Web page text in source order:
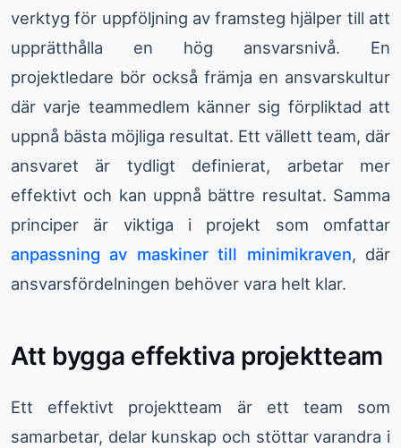
verktyg för uppföljning av framsteg hjälper till att
upprätthålla en hög ansvarsnivå. En
projektledare bör också främja en ansvarskultur
där varje teammedlem känner sig förpliktad att
uppnå bästa möjliga resultat. Ett vällett team, där
ansvaret är tydligt definierat, arbetar mer
effektivt och kan uppnå bättre resultat. Samma
principer är viktiga i projekt som omfattar
anpassning av maskiner till minimikraven, där
ansvarsfördelningen behöver vara helt klar.
Att bygga effektiva projektteam
Ett effektivt projektteam är ett team som
samarbetar, delar kunskap och stöttar varandra i